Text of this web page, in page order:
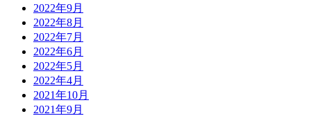
2022年9月
2022年8月
2022年7月
2022年6月
2022年5月
2022年4月
2021年10月
2021年9月